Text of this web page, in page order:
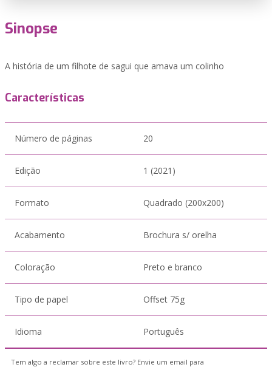
Sinopse
A história de um filhote de sagui que amava um colinho
Características
Número de páginas 20
Edição 1 (2021)
Formato Quadrado (200x200)
Acabamento Brochura s/ orelha
Coloração Preto e branco
Tipo de papel Offset 75g
Idioma Português
Tem algo a reclamar sobre este livro? Envie um email para